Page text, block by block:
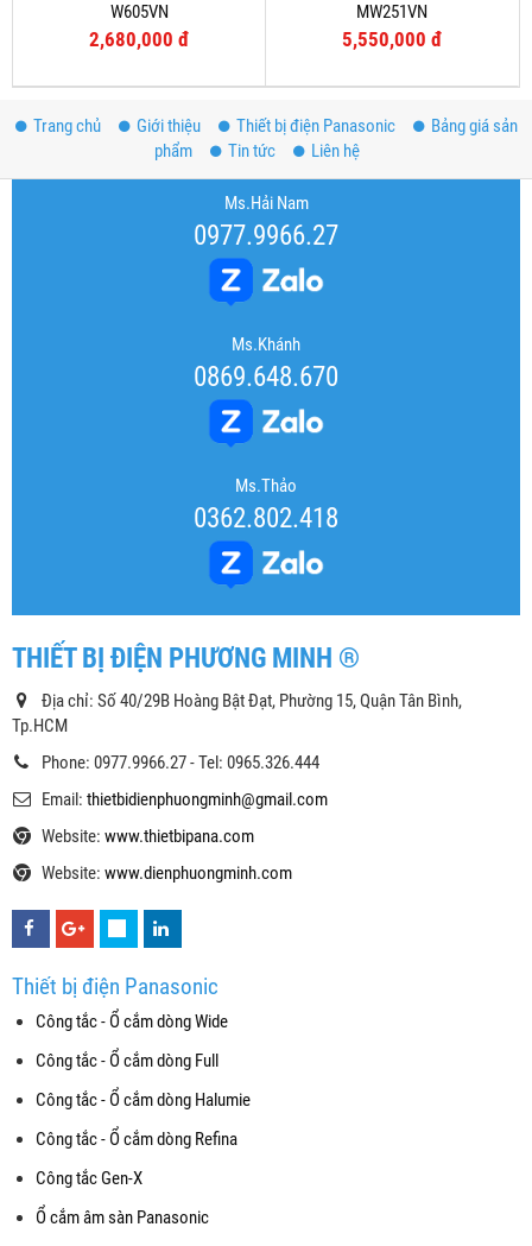
W605VN
2,680,000 đ
MW251VN
5,550,000 đ
Trang chủ Giới thiệu Thiết bị điện Panasonic
Bảng giá sản
phẩm
Tin tức Liên hệ
Ms.Hải Nam
0977.9966.27
Ms.Khánh
0869.648.670
Ms.Thảo
0362.802.418
THIẾT BỊ ĐIỆN PHƯƠNG MINH ®
Địa chỉ: Số 40/29B Hoàng Bật Đạt, Phường 15, Quận Tân Bình,
Tp.HCM
Phone: 0977.9966.27 - Tel: 0965.326.444
Email: thietbidienphuongminh@gmail.com
Website: www.thietbipana.com
Website: www.dienphuongminh.com
Thiết bị điện Panasonic
Công tắc - Ổ cắm dòng Wide
Công tắc - Ổ cắm dòng Full
Công tắc - Ổ cắm dòng Halumie
Công tắc - Ổ cắm dòng Refina
Công tắc Gen-X
Ổ cắm âm sàn Panasonic